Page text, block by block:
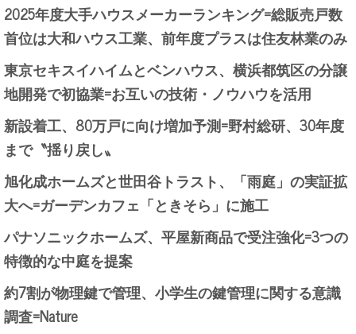
2025年度大手ハウスメーカーランキング=総販売戸数
首位は大和ハウス工業、前年度プラスは住友林業のみ
東京セキスイハイムとベンハウス、横浜都筑区の分譲
地開発で初協業=お互いの技術・ノウハウを活用
新設着工、80万戸に向け増加予測=野村総研、30年度
まで〝揺り戻し〟
旭化成ホームズと世田谷トラスト、「雨庭」の実証拡
大へ=ガーデンカフェ「ときそら」に施工
パナソニックホームズ、平屋新商品で受注強化=3つの
特徴的な中庭を提案
約7割が物理鍵で管理、小学生の鍵管理に関する意識
調査=Nature